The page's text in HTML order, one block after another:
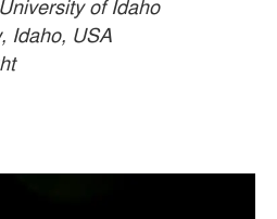
of Idaho
Idaho, USA